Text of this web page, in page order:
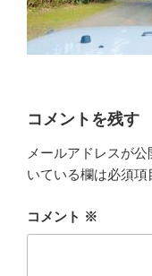
コメントを残す
メールアドレスが公
いている欄は必須項
コメント ※